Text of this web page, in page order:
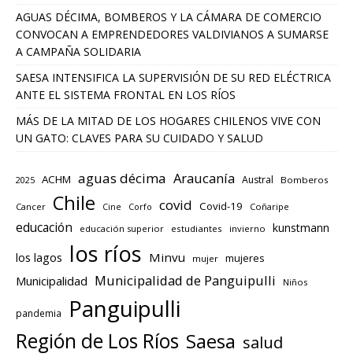
AGUAS DÉCIMA, BOMBEROS Y LA CÁMARA DE COMERCIO
CONVOCAN A EMPRENDEDORES VALDIVIANOS A SUMARSE
A CAMPAÑA SOLIDARIA
SAESA INTENSIFICA LA SUPERVISIÓN DE SU RED ELÉCTRICA
ANTE EL SISTEMA FRONTAL EN LOS RÍOS
MÁS DE LA MITAD DE LOS HOGARES CHILENOS VIVE CON
UN GATO: CLAVES PARA SU CUIDADO Y SALUD
2025 ACHM aguas décima Araucanía Austral Bomberos
Cancer Chile Cine Corfo covid Covid-19 Coñaripe
educación educación superior estudiantes invierno kunstmann
los lagos los ríos Minvu mujer mujeres
Municipalidad Municipalidad de Panguipulli Niños
pandemia Panguipulli
Región de Los Ríos Saesa salud